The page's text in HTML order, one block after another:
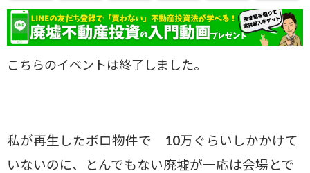
こちらのイベントは終了しました。
私が再生したボロ物件で 10万ぐらいしかかけて
いないのに、とんでもない廃墟が一応は会場とで